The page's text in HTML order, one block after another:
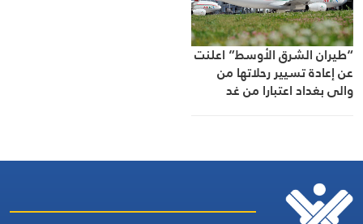
“طيران الشرق الأوسط” اعلنت
عن إعادة تسيير رحلاتها من
والى بغداد اعتبارا من غد